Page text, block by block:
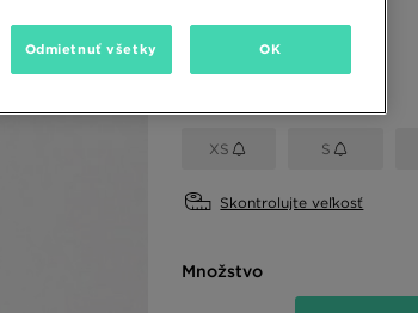
XS S
Skontrolujte veľkosť
Množstvo
Odmietnuť všetky OK